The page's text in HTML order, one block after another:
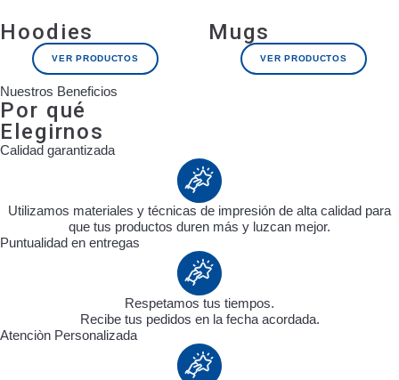
Hoodies
VER PRODUCTOS
Mugs
VER PRODUCTOS
Nuestros Beneficios
Por qué
Elegirnos
Calidad garantizada
Utilizamos materiales y técnicas de impresión de alta calidad para
que tus productos duren más y luzcan mejor.
Puntualidad en entregas
Respetamos tus tiempos.
Recibe tus pedidos en la fecha acordada.
Atenciòn Personalizada